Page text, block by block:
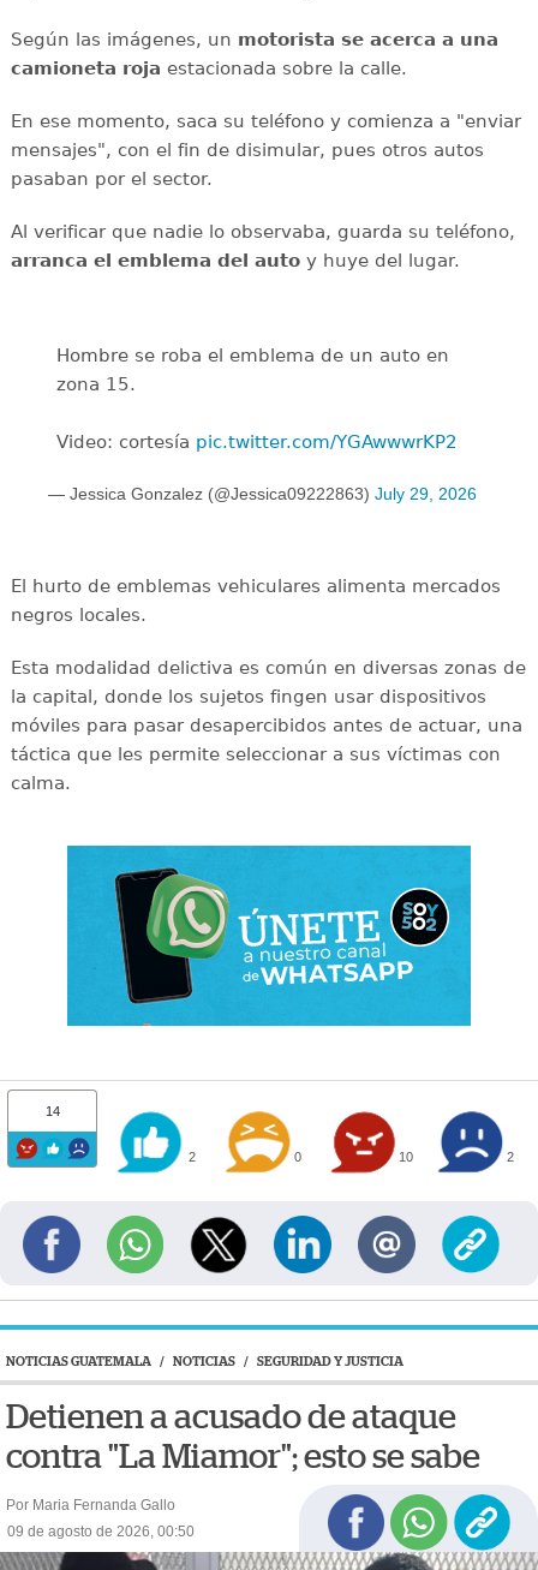
Según las imágenes, un motorista se acerca a una
camioneta roja estacionada sobre la calle.
En ese momento, saca su teléfono y comienza a "enviar
mensajes", con el fin de disimular, pues otros autos
pasaban por el sector.
Al verificar que nadie lo observaba, guarda su teléfono,
arranca el emblema del autoy huye del lugar.
Hombre se roba el emblema de un auto en
zona 15.
Video: cortesía pic.twitter.com/YGAwwwrKP2
— Jessica Gonzalez (@Jessica09222863) July 29, 2026
El hurto de emblemas vehiculares alimenta mercados
negros locales.
Esta modalidad delictiva es común en diversas zonas de
la capital, donde los sujetos fingen usar dispositivos
móviles para pasar desapercibidos antes de actuar, una
táctica que les permite seleccionar a sus víctimas con
calma.
14
2 0 10 2
NOTICIAS GUATEMALA / NOTICIAS / SEGURIDAD Y JUSTICIA
Detienen a acusado de ataque
contra "La Miamor"; esto se sabe
Por Maria Fernanda Gallo
09 de agosto de 2026, 00:50